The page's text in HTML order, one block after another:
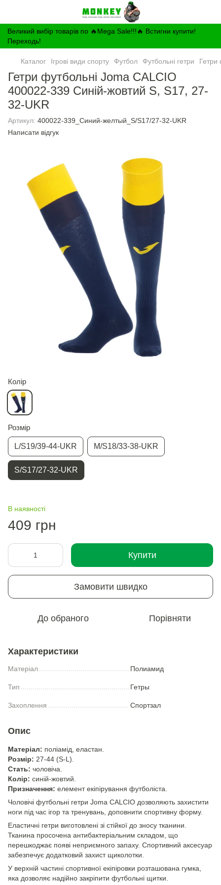
Великий вибір товарів по 🔥Mega Sale!!!🔥 Встигни купити!
Переходь!
Каталог Ігрові види спорту Футбол Футбольні гетри Гетри
Гетри футбольні Joma CALCIO
400022-339 Синій-жовтий S, S17, 27-
32-UKR
Артикул: 400022-339_Синий-желтый_S/S17/27-32-UKR
Написати відгук
Колір
Розмір
L/S19/39-44-UKR M/S18/33-38-UKR
S/S17/27-32-UKR
В наявності
409 грн
Купити
Замовити швидко
До обраного Порівняти
Характеристики
Матеріал Полиамид
Тип Гетры
Захоплення Спортзал
Опис
Матеріал: поліамід, еластан.
Розмір: 27-44 (S-L).
Стать: чоловіча.
Колір: синій-жовтий.
Призначення: елемент екіпірування футболіста.
Чоловічі футбольні гетри Joma CALCIO дозволяють захистити
ноги під час ігор та тренувань, доповнити спортивну форму.
Еластичні гетри виготовлені зі стійкої до зносу тканини.
Тканина просочена антибактеріальним складом, що
перешкоджає появі неприємного запаху. Спортивний аксесуар
забезпечує додатковий захист щиколотки.
У верхній частині спортивної екіпіровки розташована гумка,
яка дозволяє надійно закріпити футбольні щитки.